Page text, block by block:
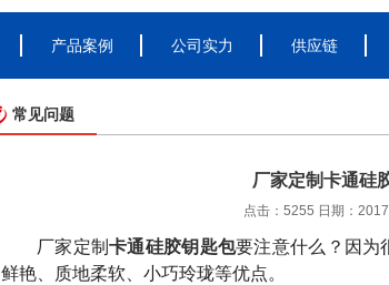
产品案例 公司实力 供应链
常见问题
厂家定制卡通硅
点击：5255 日期：
厂家定制卡通硅胶钥匙包要注意什么？因为
鲜艳、质地柔软、小巧玲珑等优点。